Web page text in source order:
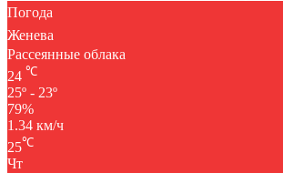
Погода
Женева
Рассеянные облака
24 ℃
25º - 23º
79%
1.34 км/ч
25℃
Чт